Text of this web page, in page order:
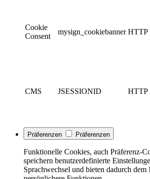
Cookie
Consent
mysign_cookiebanner HTTP
CMS JSESSIONID HTTP
Präferenzen Präferenzen
Funktionelle Cookies, auch Präferenz-
speichern benutzerdefinierte
Sprachwechsel und bieten dadurch dem